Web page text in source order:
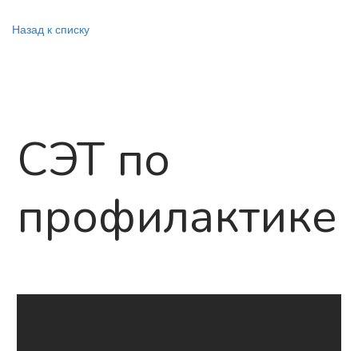
Назад к списку
СЭТ по
профилактике